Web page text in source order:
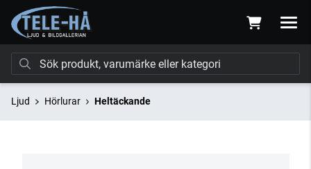
Ljud Hörlurar Heltäckande